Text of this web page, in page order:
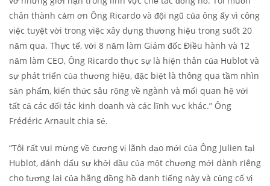
chân thành cảm ơn Ông Ricardo và đội ngũ của ông ấy vì công
việc tuyệt vời trong việc xây dựng thương hiệu trong suốt 20
năm qua. Thực tế, với 8 năm làm Giám đốc Điều hành và 12
năm làm CEO, Ông Ricardo thực sự là hiện thân của Hublot và
sự phát triển của thương hiệu, đặc biệt là thông qua tầm nhìn
sản phẩm, kiến thức sâu rộng về ngành và mối quan hệ với
tất cả các đối tác kinh doanh và các lĩnh vực khác.” Ông
Frédéric Arnault chia sẻ.
“Tôi rất vui mừng về cương vị lãnh đạo mới của Ông Julien tại
Hublot, đánh dấu sự khởi đầu của một chương mới dành riêng
cho tương lai của hãng đồng hồ danh tiếng này và củng cố vị